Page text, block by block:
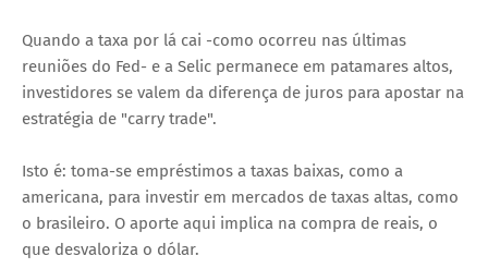
Quando a taxa por lá cai -como ocorreu nas últimas
reuniões do Fed- e a Selic permanece em patamares altos,
investidores se valem da diferença de juros para apostar na
estratégia de "carry trade".
Isto é: toma-se empréstimos a taxas baixas, como a
americana, para investir em mercados de taxas altas, como
o brasileiro. O aporte aqui implica na compra de reais, o
que desvaloriza o dólar.